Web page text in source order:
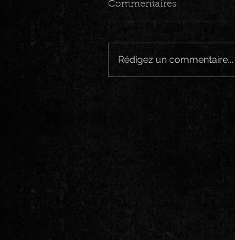
Commentaires
Rédigez un commentaire...